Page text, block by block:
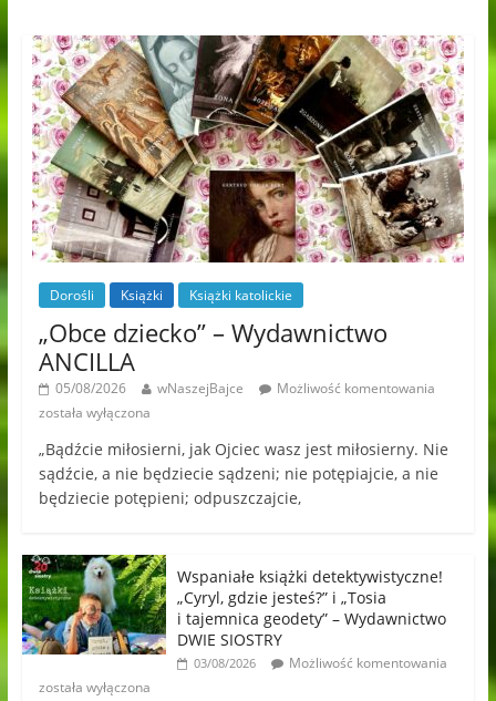
Dorośli Książki Książki katolickie
„Obce dziecko” – Wydawnictwo
ANCILLA
05/08/2026 wNaszejBajce
Możliwość komentowania
została wyłączona
„Bądźcie miłosierni, jak Ojciec wasz jest miłosierny. Nie
sądźcie, a nie będziecie sądzeni; nie potępiajcie, a nie
będziecie potępieni; odpuszczajcie,
Wspaniałe książki detektywistyczne!
„Cyryl, gdzie jesteś?” i „Tosia
i tajemnica geodety” – Wydawnictwo
DWIE SIOSTRY
03/08/2026
Możliwość komentowania
została wyłączona